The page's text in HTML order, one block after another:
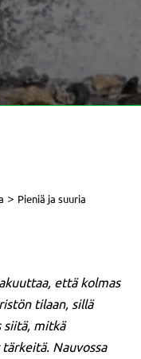
> Pieniä ja suuria
että kolmas
tilaan, sillä
siitä, mitkä
Nauvossa